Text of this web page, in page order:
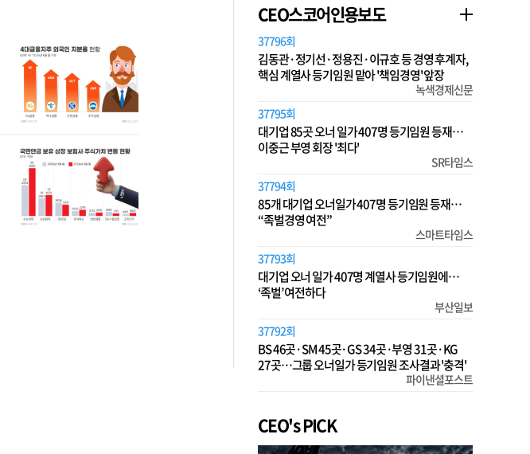
CEO스코어인용보도
37796회
김동관·정기선·정용진·이규호 등 경영 후계자,
핵심 계열사 등기임원 맡아 '책임경영' 앞장
녹색경제신문
37795회
대기업 85곳 오너 일가 407명 등기임원 등재…
이중근 부영 회장 '최다'
SR타임스
37794회
85개 대기업 오너일가 407명 등기임원 등재…
“족벌경영 여전”
스마트타임스
37793회
대기업 오너 일가 407명 계열사 등기임원에…
‘족벌’ 여전하다
부산일보
37792회
BS 46곳·SM 45곳·GS 34곳·부영 31곳·KG
27곳…그룹 오너일가 등기임원 조사결과 '충격'
파이낸셜포스트
CEO's PICK